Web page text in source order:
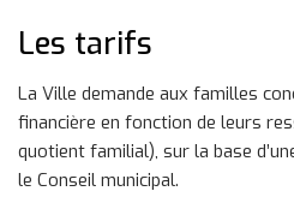
Les tarifs
La Ville demande aux familles
financière en fonction de leurs
quotient familial), sur la base
le Conseil municipal.